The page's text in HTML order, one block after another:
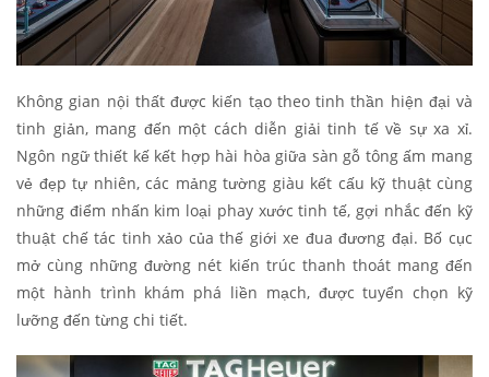
Không gian nội thất được kiến tạo theo tinh thần hiện đại và
tinh giản, mang đến một cách diễn giải tinh tế về sự xa xỉ.
Ngôn ngữ thiết kế kết hợp hài hòa giữa sàn gỗ tông ấm mang
vẻ đẹp tự nhiên, các mảng tường giàu kết cấu kỹ thuật cùng
những điểm nhấn kim loại phay xước tinh tế, gợi nhắc đến kỹ
thuật chế tác tinh xảo của thế giới xe đua đương đại. Bố cục
mở cùng những đường nét kiến trúc thanh thoát mang đến
một hành trình khám phá liền mạch, được tuyển chọn kỹ
lưỡng đến từng chi tiết.